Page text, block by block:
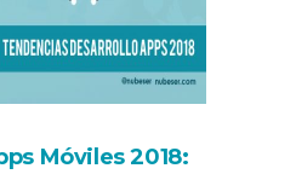
Móviles 2018: